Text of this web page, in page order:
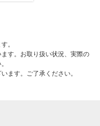
。
す。お取り扱い状況、実際の
ます。ご了承ください。